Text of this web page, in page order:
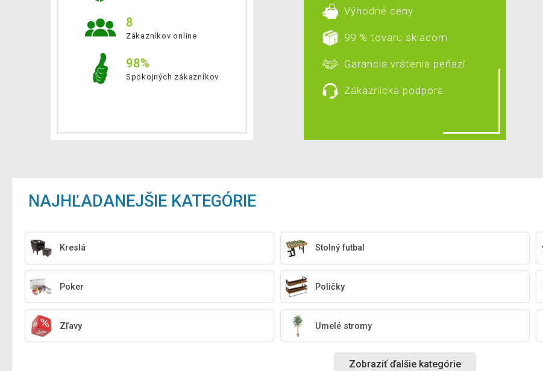
8
Zákazníkov online
98%
Spokojných zákazníkov
Výhodné ceny
99 % tovaru skladom
Garancia vrátenia peňazí
Zákaznícka podpora
NAJHĽADANEJŠIE KATEGÓRIE
Kreslá Stolný futbal
Poker Poličky
Zľavy Umelé stromy
Zobraziť ďalšie kategórie